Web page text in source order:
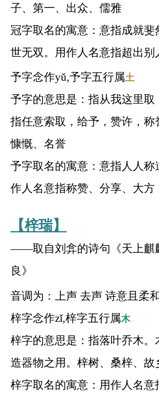
子、第一、出众、儒雅
冠字取名的寓意：意指成就
世无双。用作人名意指超出别
予字念作yǔ,予字五行属土
予字的意思是：指从我这里取
指任意索取，给予，赞许，称
慷慨、名誉
予字取名的寓意：意指人人称
作人名意指称赞、分享、大方
【梓瑞】
——取自刘弇的诗句《天上麒
良》
音调为：上声 去声 诗意且柔
梓字念作zǐ,梓字五行属木
梓字的意思是：指落叶乔木。
造器物之用。梓树、桑梓、故
梓字取名的寓意：用作人名意